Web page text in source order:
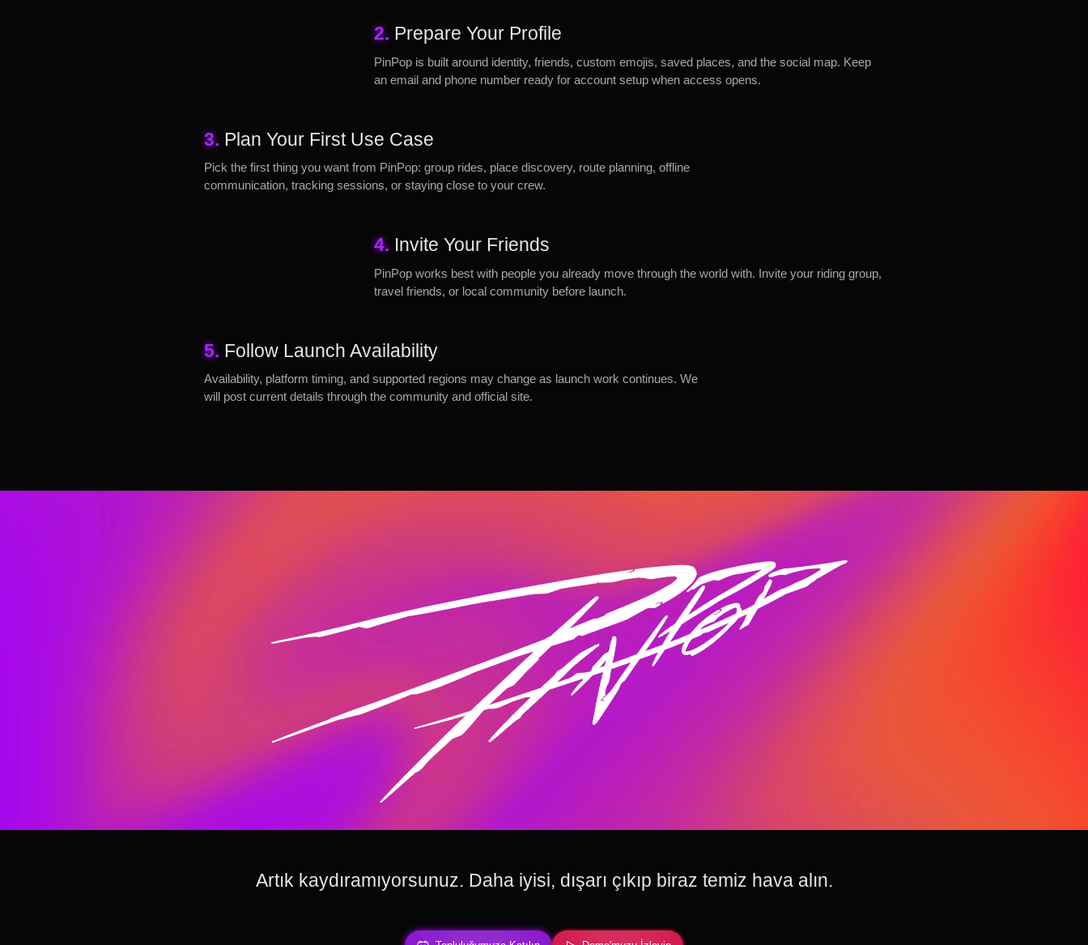
2. Prepare Your Profile
PinPop is built around identity, friends, custom emojis, saved places, and the social map. Keep
an email and phone number ready for account setup when access opens.
3. Plan Your First Use Case
Pick the first thing you want from PinPop: group rides, place discovery, route planning, offline
communication, tracking sessions, or staying close to your crew.
4. Invite Your Friends
PinPop works best with people you already move through the world with. Invite your riding group,
travel friends, or local community before launch.
5. Follow Launch Availability
Availability, platform timing, and supported regions may change as launch work continues. We
will post current details through the community and official site.
Artık kaydıramıyorsunuz. Daha iyisi, dışarı çıkıp biraz temiz hava alın.